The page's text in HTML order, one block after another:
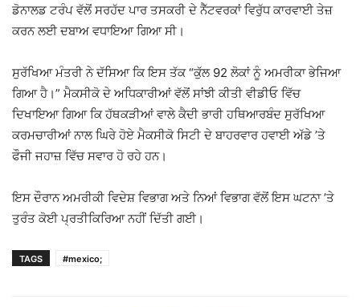
ਡੋਨਾਲਡ ਟਰੰਪ ਵੱਲੋਂ ਸਰਹੱਦ ਪਾਰ ਤਸਕਰੀ ਦੇ ਨੈੱਟਵਰਕਾਂ ਵਿਰੁੱਧ ਕਾਰਵਾਈ ਤੇਜ਼
ਕਰਨ ਲਈ ਦਬਾਅ ਵਧਾਇਆ ਗਿਆ ਸੀ।
ਸੁਰੱਖਿਆ ਮੰਤਰੀ ਨੇ ਦੱਸਿਆ ਕਿ ਇਸ ਤੱਕ “ਕੁੱਲ 92 ਲੋਕਾਂ ਨੂੰ ਅਮਰੀਕਾ ਭੇਜਿਆ
ਗਿਆ ਹੈ।” ਮੈਕਸੀਕੋ ਦੇ ਅਧਿਕਾਰੀਆਂ ਵੱਲੋਂ ਸਾਂਝੀ ਕੀਤੀ ਵੀਡੀਓ ਵਿੱਚ
ਦਿਖਾਇਆ ਗਿਆ ਕਿ ਹੱਥਕੜੀਆਂ ਵਾਲੇ ਕੈਦੀ ਭਾਰੀ ਹਥਿਆਰਬੰਦ ਸੁਰੱਖਿਆ
ਕਰਮਚਾਰੀਆਂ ਨਾਲ ਘਿਰੇ ਹੋਏ ਮੈਕਸੀਕੋ ਸਿਟੀ ਦੇ ਬਾਹਰਵਾਰ ਹਵਾਈ ਅੱਡੇ ’ਤੇ
ਫੌਜੀ ਜਹਾਜ਼ ਵਿੱਚ ਸਵਾਰ ਹੋ ਰਹੇ ਹਨ।
ਇਸ ਦੌਰਾਨ ਅਮਰੀਕੀ ਵਿਦੇਸ਼ ਵਿਭਾਗ ਅਤੇ ਨਿਆਂ ਵਿਭਾਗ ਵੱਲੋਂ ਇਸ ਘਟਨਾ ’ਤੇ
ਤੁਰੰਤ ਕੋਈ ਪ੍ਰਤੀਕਿਰਿਆ ਨਹੀਂ ਦਿੱਤੀ ਗਈ।
TAGS #mexico;